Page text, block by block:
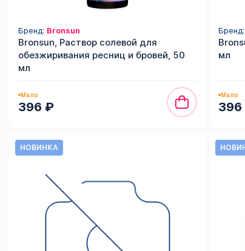
Бренд: Bronsun
Bronsun, Раствор солевой для
обезжиривания ресниц и бровей, 50
мл
Мало
396 ₽
Бренд:
мл
Мало
396
НОВИНКА